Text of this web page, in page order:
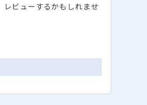
レビューするかもしれませ